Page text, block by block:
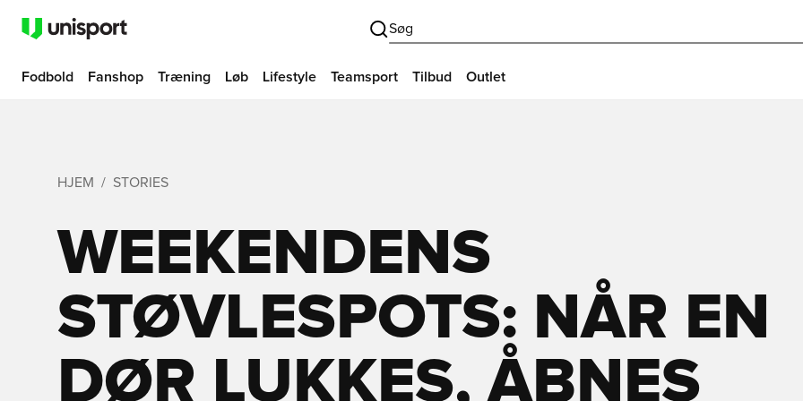
Søg
Fodbold Fanshop Træning Løb Lifestyle Teamsport Tilbud Outlet
HJEM STORIES
WEEKENDENS
STØVLESPOTS: NÅR EN
DØR LUKKES, ÅBNES